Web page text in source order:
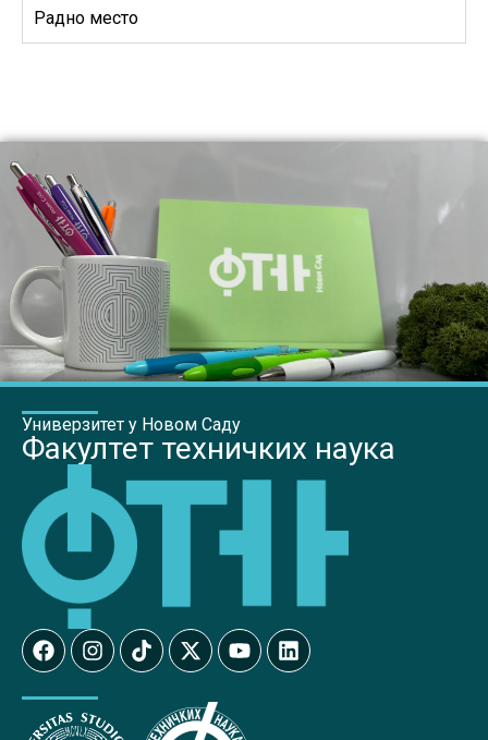
Радно место
Универзитет у Новом Саду
Факултет техничких наука